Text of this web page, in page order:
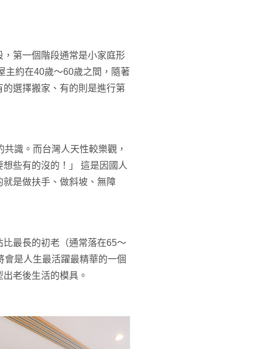
第一個階段通常是小家庭形
主約在40歲～60歲之間，隨著
選擇搬家、有的則是進行第
識。而台灣人天性較樂觀，
些有的沒的！」 這是因國人
是做扶手、做斜坡、無障
最長的初老（通常落在65～
是人生最活躍最精華的一個
老後生活的模具。